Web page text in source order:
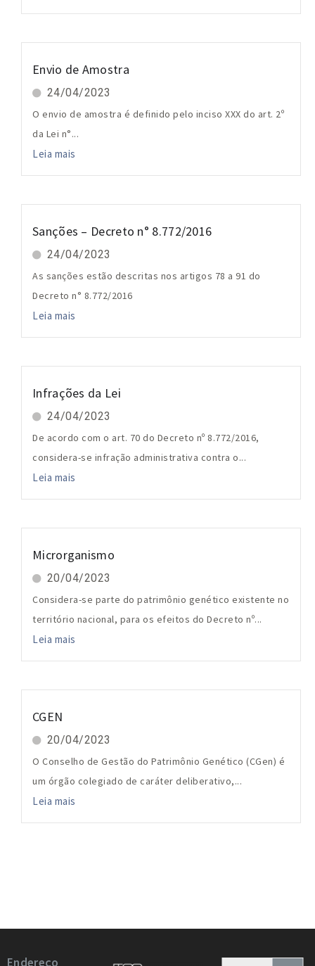
Envio de Amostra
24/04/2023
O envio de amostra é definido pelo inciso XXX do art. 2º
da Lei n°...
Leia mais
Sanções – Decreto n° 8.772/2016
24/04/2023
As sanções estão descritas nos artigos 78 a 91 do
Decreto n° 8.772/2016
Leia mais
Infrações da Lei
24/04/2023
De acordo com o art. 70 do Decreto nº 8.772/2016,
considera-se infração administrativa contra o...
Leia mais
Microrganismo
20/04/2023
Considera-se parte do patrimônio genético existente no
território nacional, para os efeitos do Decreto nº...
Leia mais
CGEN
20/04/2023
O Conselho de Gestão do Patrimônio Genético (CGen) é
um órgão colegiado de caráter deliberativo,...
Leia mais
Endereço